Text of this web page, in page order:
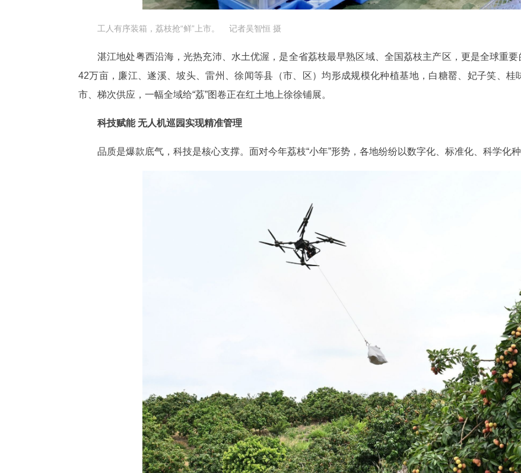
工人有序装箱，荔枝抢“鲜”上市。 记者吴智恒 摄
湛江地处粤西沿海，光热充沛、水土优渥，是全省荔枝最早熟区域、全国荔枝主产区，更是全球重
42万亩，廉江、遂溪、坡头、雷州、徐闻等县（市、区）均形成规模化种植基地，白糖罂、妃子笑、
市、梯次供应，一幅全域给“荔”图卷正在红土地上徐徐铺展。
科技赋能 无人机巡园实现精准管理
品质是爆款底气，科技是核心支撑。面对今年荔枝“小年”形势，各地纷纷以数字化、标准化、科学化